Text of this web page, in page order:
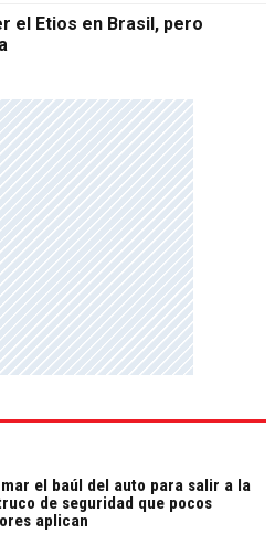
el Etios en Brasil, pero
el baúl del auto para salir a la
de seguridad que pocos
aplican